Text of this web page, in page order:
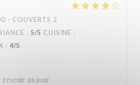
- COUVERTS 2
: 5/5 CUISINE :
: 4/5
revenir un jour